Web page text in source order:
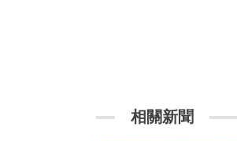
相關新聞